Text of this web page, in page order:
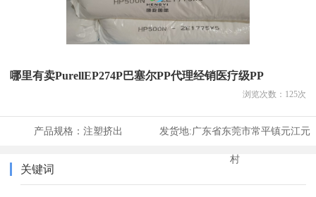
哪里有卖PurellEP274P巴塞尔PP代理经销医疗级PP
浏览次数： 125次
产品规格： 注塑挤出 发货地:广东省东莞市常平镇元江元
村
关键词